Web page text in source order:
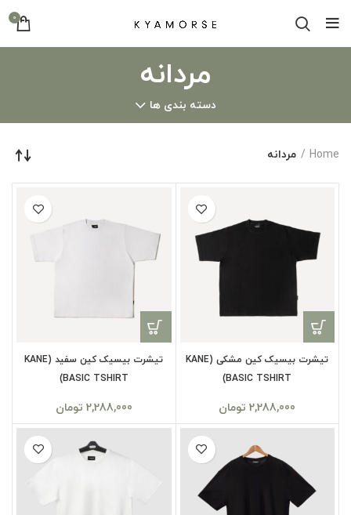
0
مردانه
دسته بندی ها
Home مردانه
تیشرت بیسیک کین مشکی (KANE
BASIC TSHIRT)
2,288,000 تومان
تیشرت بیسیک کین سفید (KANE
BASIC TSHIRT)
2,288,000 تومان